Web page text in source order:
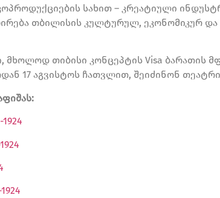
სახით – კრეატიული
თბილისის კულტურულ, ეკონომიკურ
მხოლოდ თიბისი კონცეპტის Visa ბარათის
17 აგვისტოს ჩათვლით, შეიძინონ
:
1924